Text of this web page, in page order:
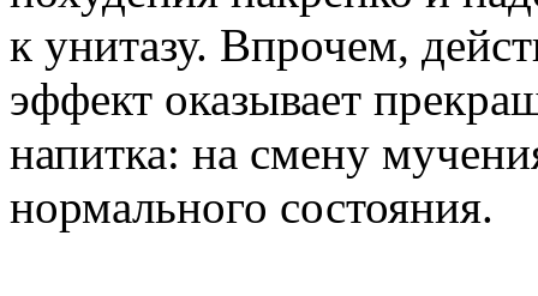
к унитазу. Впрочем,
эффект оказывает
напитка: на смену
нормального состояния.